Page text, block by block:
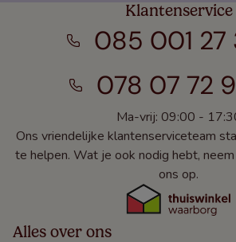
Klantenservice
085 001 27
078 07 72
Ma-vrij: 09:00 -
Ons vriendelijke klantenserviceteam
te helpen. Wat je ook nodig hebt,
ons op.
Alles over ons